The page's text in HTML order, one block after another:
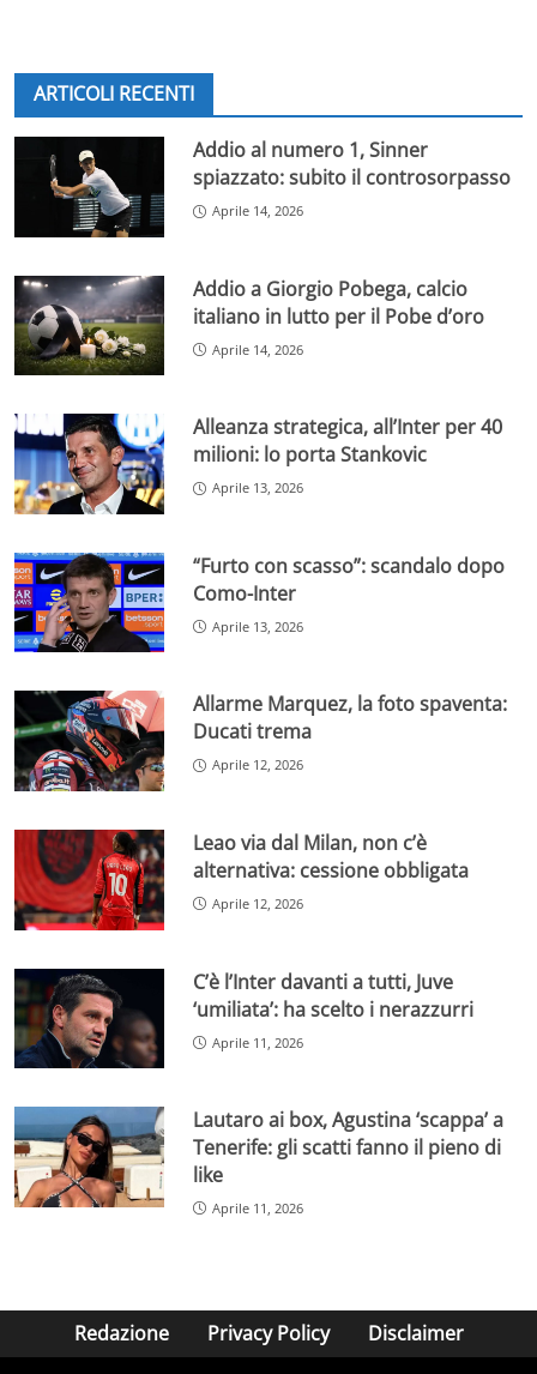
ARTICOLI RECENTI
Addio al numero 1, Sinner
spiazzato: subito il controsorpasso
Aprile 14, 2026
Addio a Giorgio Pobega, calcio
italiano in lutto per il Pobe d’oro
Aprile 14, 2026
Alleanza strategica, all’Inter per 40
milioni: lo porta Stankovic
Aprile 13, 2026
“Furto con scasso”: scandalo dopo
Como-Inter
Aprile 13, 2026
Allarme Marquez, la foto spaventa:
Ducati trema
Aprile 12, 2026
Leao via dal Milan, non c’è
alternativa: cessione obbligata
Aprile 12, 2026
C’è l’Inter davanti a tutti, Juve
‘umiliata’: ha scelto i nerazzurri
Aprile 11, 2026
Lautaro ai box, Agustina ‘scappa’ a
Tenerife: gli scatti fanno il pieno di
like
Aprile 11, 2026
Redazione Privacy Policy Disclaimer